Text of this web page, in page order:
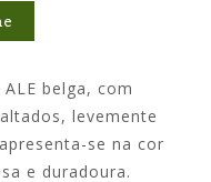
belga, com
levemente
se na cor
e duradoura.